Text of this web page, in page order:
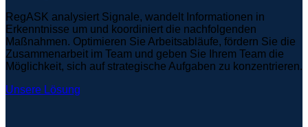
RegASK analysiert Signale, wandelt Informationen in
Erkenntnisse um und koordiniert die nachfolgenden
Maßnahmen. Optimieren Sie Arbeitsabläufe, fördern Sie die
Zusammenarbeit im Team und geben Sie Ihrem Team die
Möglichkeit, sich auf strategische Aufgaben zu konzentrieren.
Unsere Lösung